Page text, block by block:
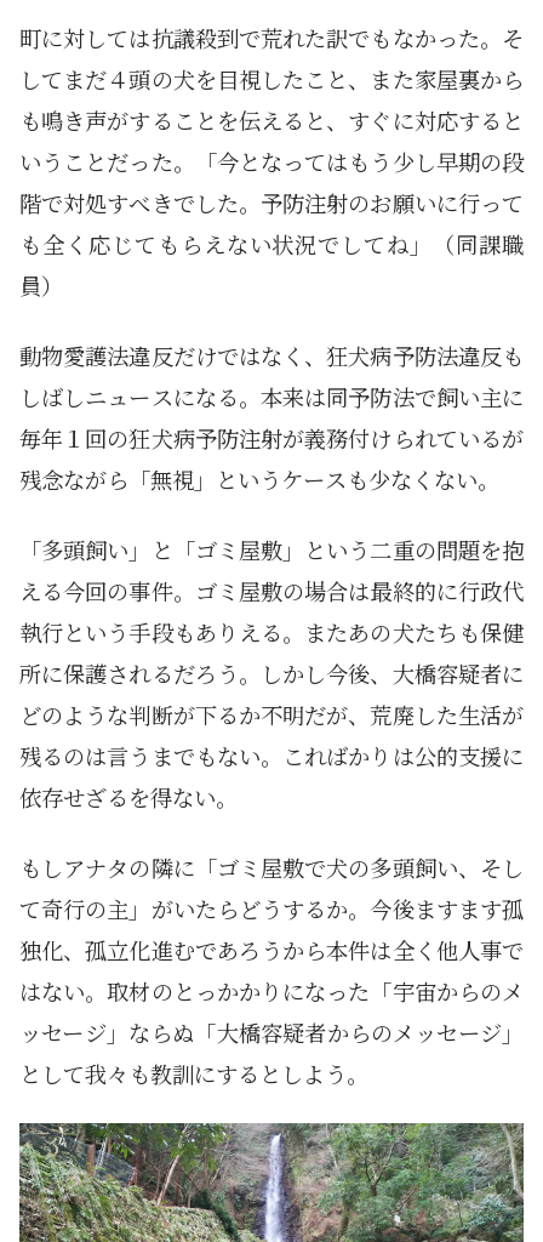
町に対しては抗議殺到で荒れた訳でもなかった。そ
してまだ４頭の犬を目視したこと、また家屋裏から
も鳴き声がすることを伝えると、すぐに対応すると
いうことだった。「今となってはもう少し早期の段
階で対処すべきでした。予防注射のお願いに行って
も全く応じてもらえない状況でしてね」（同課職
員）
動物愛護法違反だけではなく、狂犬病予防法違反も
しばしニュースになる。本来は同予防法で飼い主に
毎年１回の狂犬病予防注射が義務付けられているが
残念ながら「無視」というケースも少なくない。
「多頭飼い」と「ゴミ屋敷」という二重の問題を抱
える今回の事件。ゴミ屋敷の場合は最終的に行政代
執行という手段もありえる。またあの犬たちも保健
所に保護されるだろう。しかし今後、大橋容疑者に
どのような判断が下るか不明だが、荒廃した生活が
残るのは言うまでもない。こればかりは公的支援に
依存せざるを得ない。
もしアナタの隣に「ゴミ屋敷で犬の多頭飼い、そし
て奇行の主」がいたらどうするか。今後ますます孤
独化、孤立化進むであろうから本件は全く他人事で
はない。取材のとっかかりになった「宇宙からのメ
ッセージ」ならぬ「大橋容疑者からのメッセージ」
として我々も教訓にするとしよう。